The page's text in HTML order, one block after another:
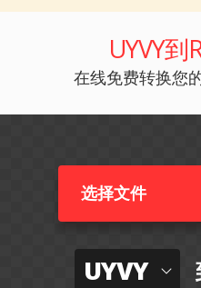
UYVY到
在线免费转换您
选择文件
UYVY